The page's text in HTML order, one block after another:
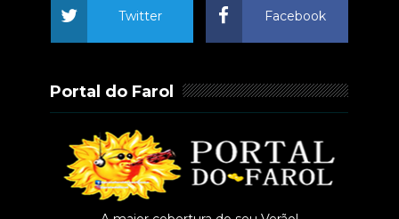
Facebook
Twitter
Portal do Farol